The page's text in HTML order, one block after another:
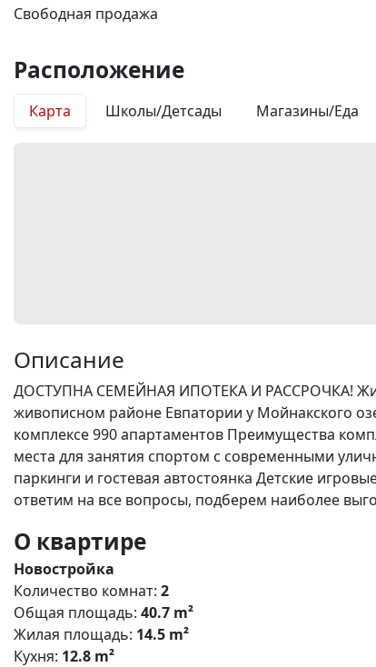
Свободная продажа
Расположение
Карта Школы/Детсады Магазины/Еда
Описание
ДОСТУПНА СЕМЕЙНАЯ ИПОТЕКА И РАССРОЧКА!
живописном районе Евпатории у Мойнакского
комплексе 990 апартаментов Преимущества
места для занятия спортом с современными
паркинги и гостевая автостоянка Детские
ответим на все вопросы, подберем наиболее
О квартире
Новостройка
Количество комнат: 2
Общая площадь: 40.7 m²
Жилая площадь: 14.5 m²
Кухня: 12.8 m²